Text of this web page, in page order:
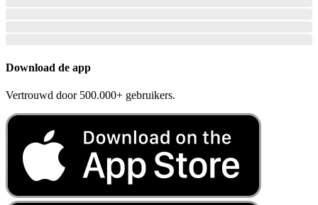
Download de app
Vertrouwd door 500.000+ gebruikers.